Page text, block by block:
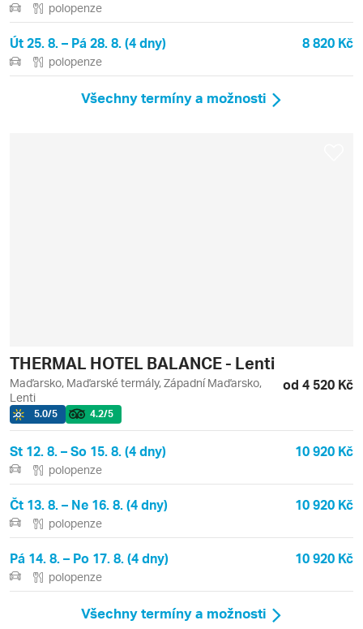
polopenze
Út 25. 8. – Pá 28. 8. (4 dny) 8 820 Kč
polopenze
Všechny termíny a možnosti
THERMAL HOTEL BALANCE - Lenti
Maďarsko, Maďarské termály, Západní Maďarsko,
Lenti
od 4 520 Kč
5.0/5 4.2/5
St 12. 8. – So 15. 8. (4 dny) 10 920 Kč
polopenze
Čt 13. 8. – Ne 16. 8. (4 dny) 10 920 Kč
polopenze
Pá 14. 8. – Po 17. 8. (4 dny) 10 920 Kč
polopenze
Všechny termíny a možnosti